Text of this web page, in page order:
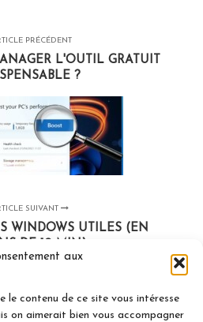
aux
le contenu de ce site vous intéresse
on aimerait bien vous accompagner
PRÉCÉDENT
L'OUTIL GRATUIT
?
SUIVANT
WINDOWS UTILES (EN